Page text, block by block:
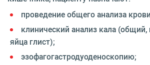
проведение общего анализа
клинический анализ кала (общий,
яйца глист);
эзофагогастродуоденоскопию;